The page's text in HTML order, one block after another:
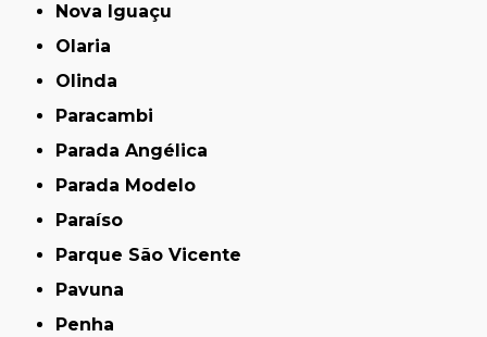
Nova Iguaçu
Olaria
Olinda
Paracambi
Parada Angélica
Parada Modelo
Paraíso
Parque São Vicente
Pavuna
Penha